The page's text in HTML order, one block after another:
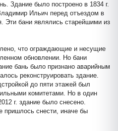
Здание было построено в 1834 г.
Ильич перед отъездом в
Эти бани являлись старейшими из
что ограждающие и несущие
обновлении. Но бани
бань было признано аварийным
реконструировать здание.
до пяти этажей был
комитетами. Но в один
г. здание было снесено.
пришлось снести, иначе бы